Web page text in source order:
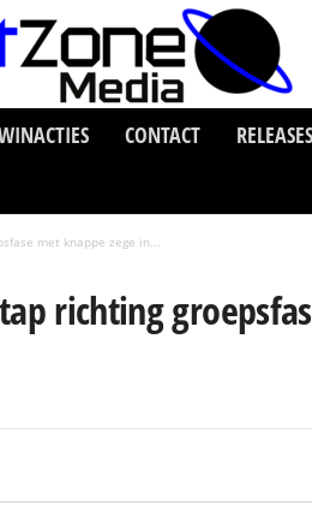
CONTACT
RELEASES
met knappe zege in...
richting